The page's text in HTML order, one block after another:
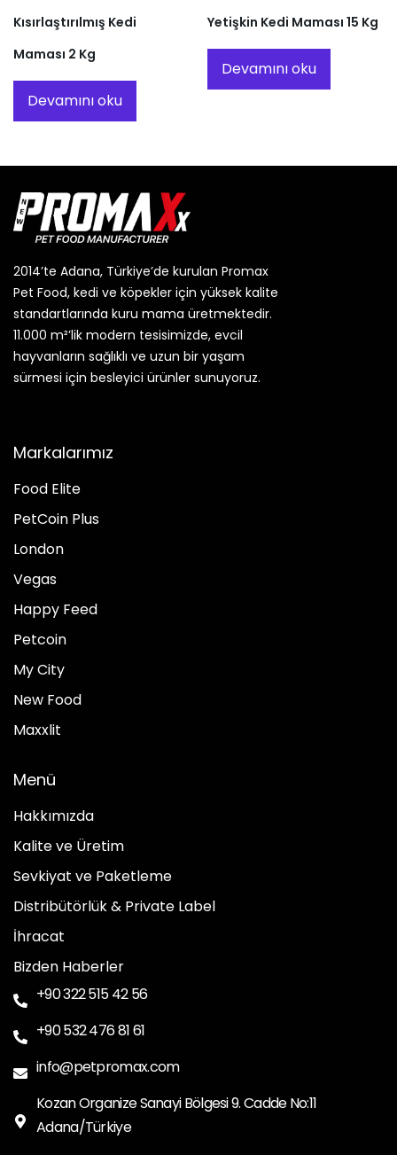
Kısırlaştırılmış Kedi
Maması 2 Kg
Devamını oku
Yetişkin Kedi Maması 15 Kg
Devamını oku
2014’te Adana, Türkiye’de kurulan Promax
Pet Food, kedi ve köpekler için yüksek kalite
standartlarında kuru mama üretmektedir.
11.000 m²’lik modern tesisimizde, evcil
hayvanların sağlıklı ve uzun bir yaşam
sürmesi için besleyici ürünler sunuyoruz.
Markalarımız
Food Elite
PetCoin Plus
London
Vegas
Happy Feed
Petcoin
My City
New Food
Maxxlit
Menü
Hakkımızda
Kalite ve Üretim
Sevkiyat ve Paketleme
Distribütörlük & Private Label
İhracat
Bizden Haberler
+90 322 515 42 56
+90 532 476 81 61
info@petpromax.com
Kozan Organize Sanayi Bölgesi 9. Cadde No:11
Adana/Türkiye